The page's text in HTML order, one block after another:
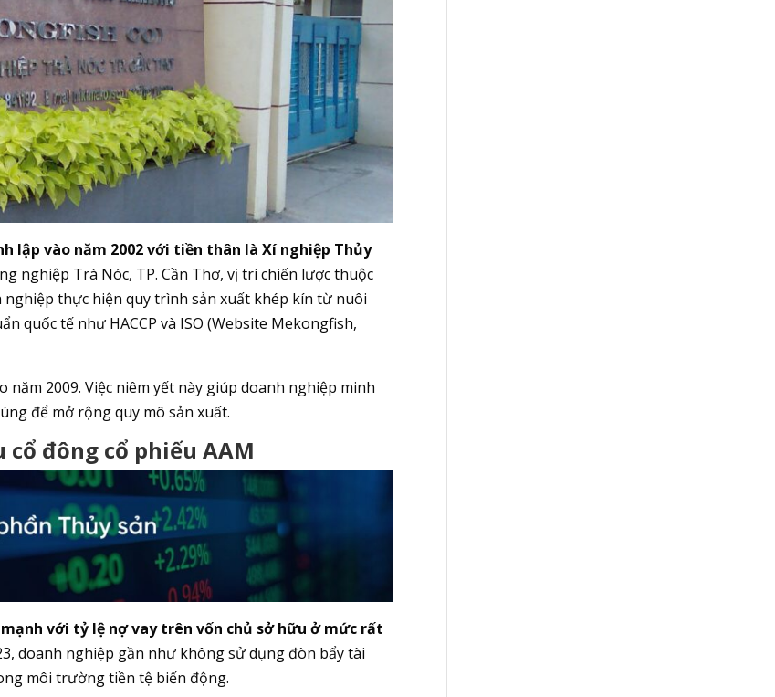
lập vào năm 2002 với tiền thân là Xí nghiệp Thủy
nghiệp Trà Nóc, TP. Cần Thơ, vị trí chiến lược thuộc
thực hiện quy trình sản xuất khép kín từ nuôi
quốc tế như HACCP và ISO (Website Mekongfish,
năm 2009. Việc niêm yết này giúp doanh nghiệp minh
để mở rộng quy mô sản xuất.
đông cổ phiếu AAM
với tỷ lệ nợ vay trên vốn chủ sở hữu ở mức rất
doanh nghiệp gần như không sử dụng đòn bẩy tài
môi trường tiền tệ biến động.